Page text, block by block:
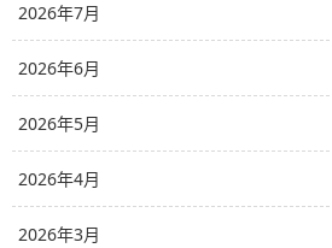
2026年7月
2026年6月
2026年5月
2026年4月
2026年3月